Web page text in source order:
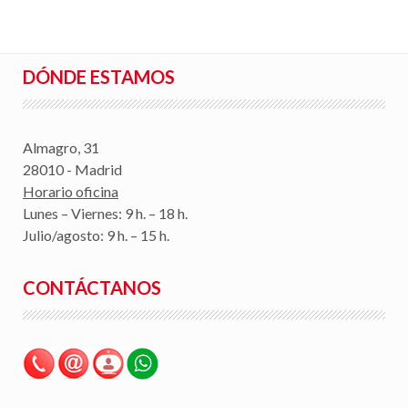
DÓNDE ESTAMOS
Almagro, 31
28010 - Madrid
Horario oficina
Lunes – Viernes: 9 h. – 18 h.
Julio/agosto: 9 h. – 15 h.
CONTÁCTANOS